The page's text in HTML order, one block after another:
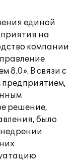
единой
на
компании
8.0». В связи с
предприятием,
решение,
было